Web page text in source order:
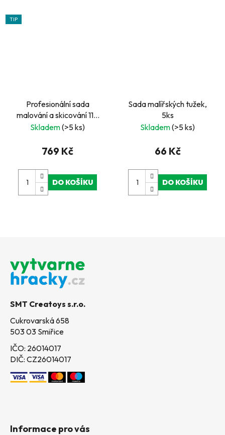
TIP
Profesionální sada
malování a skicování 110
ks v kufříku
Skladem(>5 ks)
769 Kč
DO KOŠÍKU
Sada malířských tužek,
5ks
Skladem(>5 ks)
66 Kč
DO KOŠÍKU
SMT Creatoys s.r.o.
Cukrovarská 658
503 03 Smiřice
IČO: 26014017
DIČ: CZ26014017
Informace pro vás